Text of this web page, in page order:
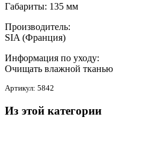
Габариты: 135 мм
Производитель:
SIA (Франция)
Информация по уходу:
Очищать влажной тканью
Артикул: 5842
Из этой категории